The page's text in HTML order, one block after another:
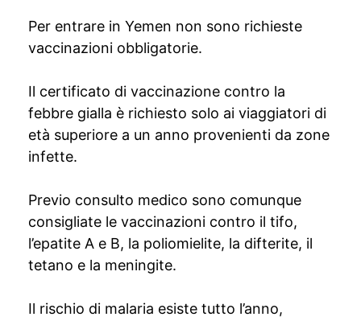
Per entrare in Yemen non sono richieste
vaccinazioni obbligatorie.
Il certificato di vaccinazione contro la
febbre gialla è richiesto solo ai viaggiatori di
età superiore a un anno provenienti da zone
infette.
Previo consulto medico sono comunque
consigliate le vaccinazioni contro il tifo,
l’epatite A e B, la poliomielite, la difterite, il
tetano e la meningite.
Il rischio di malaria esiste tutto l’anno,